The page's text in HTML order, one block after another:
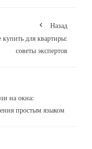
Назад
для квартиры:
советы экспертов
на окна:
простым языком